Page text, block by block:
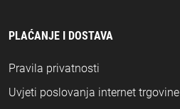
PLAĆANJE I DOSTAVA
Pravila privatnosti
Uvjeti poslovanja internet trgovine